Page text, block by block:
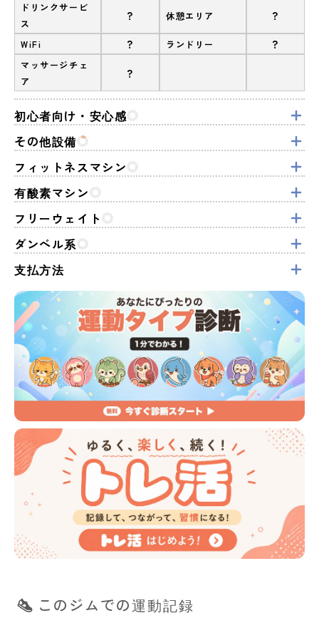
ドリンクサービ
ス
? 休憩エリア ?
WiFi ? ランドリー ?
マッサージチェ
ア
?
初心者向け・安心感
その他設備
フィットネスマシン
有酸素マシン
フリーウェイト
ダンベル系
支払方法
このジムでの運動記録